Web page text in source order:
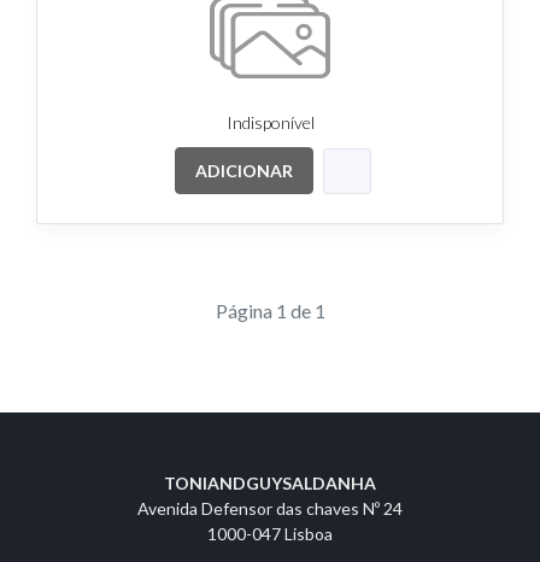
Indisponível
ADICIONAR
Página 1 de 1
TONIANDGUYSALDANHA
Avenida Defensor das chaves Nº 24
1000-047 Lisboa